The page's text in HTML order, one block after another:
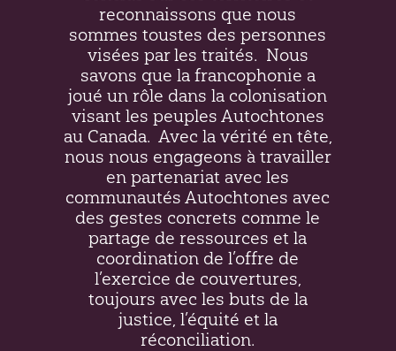
reconnaissons que nous
sommes toustes des personnes
visées par les traités. Nous
savons que la francophonie a
joué un rôle dans la colonisation
visant les peuples Autochtones
au Canada. Avec la vérité en tête,
nous nous engageons à travailler
en partenariat avec les
communautés Autochtones avec
des gestes concrets comme le
partage de ressources et la
coordination de l’offre de
l’exercice de couvertures,
toujours avec les buts de la
justice, l’équité et la
réconciliation.